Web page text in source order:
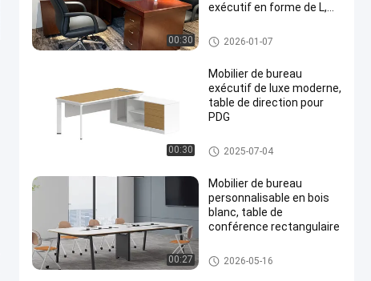
00:30
exécutif en forme de L,
Bureaux exécutifs
2026-01-07
00:30
Mobilier de bureau
exécutif de luxe moderne,
table de direction pour
PDG
Bureaux exécutifs
2025-07-04
00:27
Mobilier de bureau
personnalisable en bois
blanc, table de
conférence rectangulaire
table de conférence de bureau
2026-05-16